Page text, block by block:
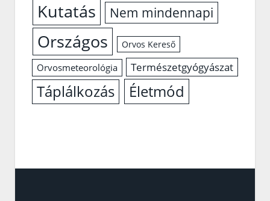
Kutatás Nem mindennapi
Országos Orvos Kereső
Orvosmeteorológia Természetgyógyászat
Táplálkozás Életmód